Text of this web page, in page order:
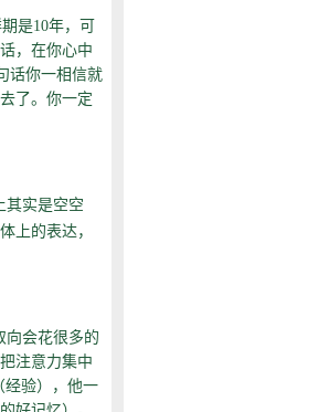
是10年，可
，在你心中
话你一相信就
了。你一定
其实是空空
上的表达，
向会花很多的
注意力集中
经验），他一